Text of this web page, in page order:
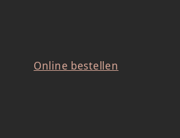
Online bestellen